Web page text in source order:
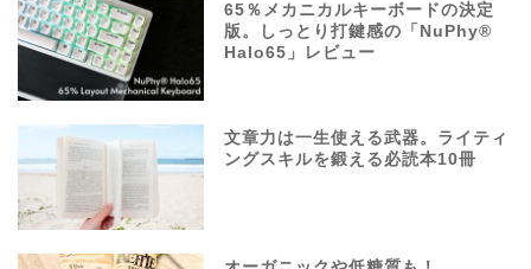
65％メカニカルキーボードの決定
版。しっとり打鍵感の「NuPhy®
Halo65」レビュー
文章力は一生使える武器。ライティ
ングスキルを鍛える必読本10冊